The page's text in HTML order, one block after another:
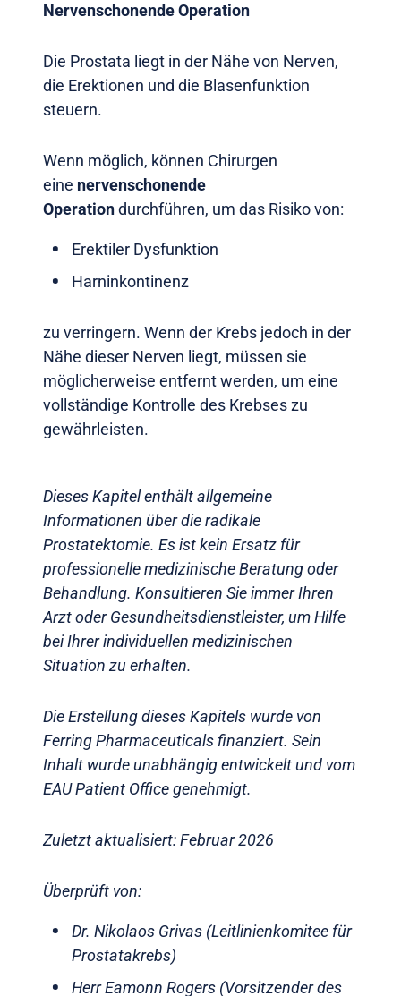
Nervenschonende Operation
Die Prostata liegt in der Nähe von Nerven,
die Erektionen und die Blasenfunktion
steuern.
Wenn möglich, können Chirurgen
eine nervenschonende
Operationdurchführen, um das Risiko von:
Erektiler Dysfunktion
Harninkontinenz
zu verringern. Wenn der Krebs jedoch in der
Nähe dieser Nerven liegt, müssen sie
möglicherweise entfernt werden, um eine
vollständige Kontrolle des Krebses zu
gewährleisten.
Dieses Kapitel enthält allgemeine
Informationen über die radikale
Prostatektomie. Es ist kein Ersatz für
professionelle medizinische Beratung oder
Behandlung. Konsultieren Sie immer Ihren
Arzt oder Gesundheitsdienstleister, um Hilfe
bei Ihrer individuellen medizinischen
Situation zu erhalten.
Die Erstellung dieses Kapitels wurde von
Ferring Pharmaceuticals finanziert. Sein
Inhalt wurde unabhängig entwickelt und vom
EAU Patient Office genehmigt.
Zuletzt aktualisiert: Februar 2026
Überprüft von:
Dr. Nikolaos Grivas (Leitlinienkomitee für
Prostatakrebs)
Herr Eamonn Rogers (Vorsitzender des